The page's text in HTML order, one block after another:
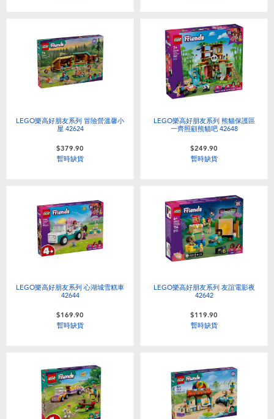
LEGO樂高好朋友系列 冒險營溫馨小
屋 42624
$379.90
暫時缺貨
LEGO樂高好朋友系列 熊貓保護區
一齊照顧熊貓吧 42648
$249.90
暫時缺貨
LEGO樂高好朋友系列 心湖城雪糕車
42644
$169.90
暫時缺貨
LEGO樂高好朋友系列 友誼電影夜
42642
$119.90
暫時缺貨